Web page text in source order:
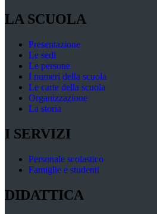
LA SCUOLA
Presentazione
Le sedi
Le persone
I numeri della scuola
Le carte della scuola
Organizzazione
La storia
I SERVIZI
Personale scolastico
Famiglie e studenti
DIDATTICA